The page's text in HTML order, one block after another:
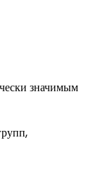
значимым